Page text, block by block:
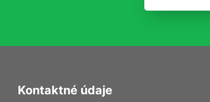
Kontaktné údaje